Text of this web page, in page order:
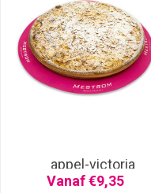
appel-victoria
Vanaf €9,35